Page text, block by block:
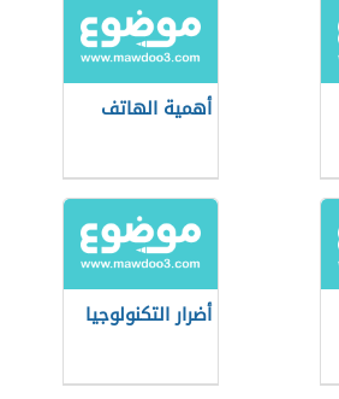
أهمية الهاتف
أضرار التكنولوجيا